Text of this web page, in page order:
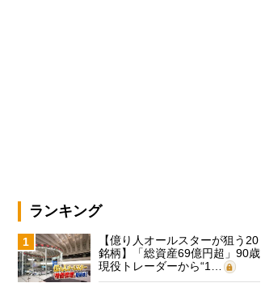
ランキング
1
【億り人オールスターが狙う20
銘柄】「総資産69億円超」90歳
現役トレーダーから“1…